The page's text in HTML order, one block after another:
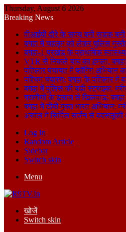
Thursday, August 6 2026
Breaking News
वीआईपी दौरे के समय बनी सड़क बनी
बगहा में चहलूम को लेकर पुलिस
बगहा-1 प्रखंड के प्राथमिक स्वास्थ्य
VTR से निकले बाघ का हमला,
पतिलार पंचायत में फॉगिंग अभियान
पश्चिम चंपारण: बगहा के पतिलार में
बगहा में पुलिस की बड़ी स्ट्राइक:
ग्रामीणों के इलाज से खिलवाड़: बगहा
बगहा में टीबी मुक्त भारत अभियान:
अरवल में सिविल सर्जन से बदसलूकी
Log In
Random Article
Sidebar
Switch skin
Menu
खोजें
Switch skin